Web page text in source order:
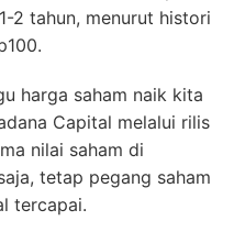
2 tahun, menurut histori
harga saham naik kita
Capital melalui rilis
nilai saham di
tetap pegang saham
tercapai.